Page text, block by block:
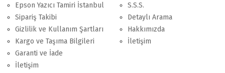
Epson Yazıcı Tamiri İstanbul
Sipariş Takibi
Gizlilik ve Kullanım Şartları
Kargo ve Taşıma Bilgileri
Garanti ve İade
İletişim
S.S.S.
Detaylı Arama
Hakkımızda
İletişim